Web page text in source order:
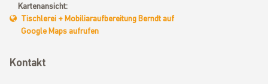
Kartenansicht:
Tischlerei + Mobiliaraufbereitung Berndt auf
Google Maps aufrufen
Kontakt